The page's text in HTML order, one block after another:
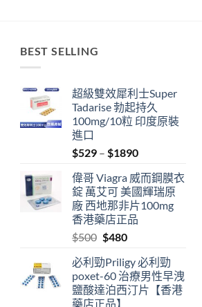
BEST SELLING
超級雙效犀利士Super
Tadarise 勃起持久
100mg/10粒 印度原裝
進口
$529 – $1890Price
$529
through
$1890
偉哥 Viagra 威而鋼膜衣
錠 萬艾可 美國輝瑞原
廠 西地那非片100mg
香港藥店正品
$500 Original
was:
$500.
$480Current
is:
$480.
必利勁Priligy 必利勁
poxet-60 治療男性早洩
鹽酸達泊西汀片【香港
藥店正品】